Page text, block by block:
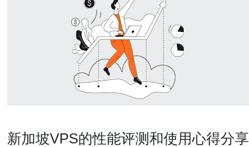
新加坡VPS的性能评测和使用心得分享